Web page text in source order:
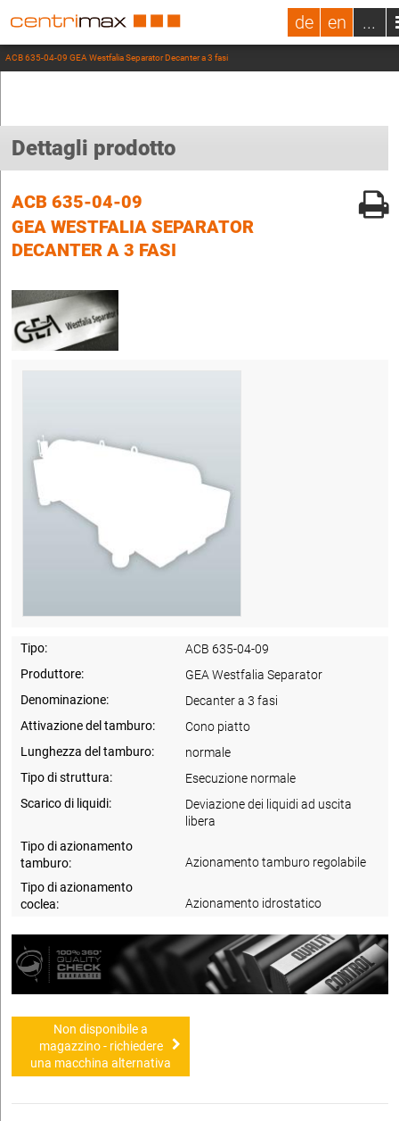
de en ...
ACB 635-04-09 GEA Westfalia Separator Decanter a 3 fasi
Dettagli prodotto
ACB 635-04-09
GEA WESTFALIA SEPARATOR
DECANTER A 3 FASI
Tipo:
ACB 635-04-09
Produttore:
GEA Westfalia Separator
Denominazione:
Decanter a 3 fasi
Attivazione del tamburo:
Cono piatto
Lunghezza del tamburo:
normale
Tipo di struttura:
Esecuzione normale
Scarico di liquidi:
Deviazione dei liquidi ad uscita
libera
Tipo di azionamento
tamburo:
Azionamento tamburo regolabile
Tipo di azionamento
coclea:
Azionamento idrostatico
Non disponibile a
magazzino - richiedere
una macchina alternativa